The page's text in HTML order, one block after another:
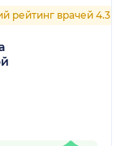
рейтинг врачей 4.3